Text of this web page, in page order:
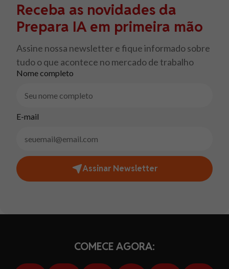
Receba as novidades da
Prepara IA em primeira mão
Assine nossa newsletter e fique informado sobre
tudo o que acontece no mercado de trabalho
Nome completo
E-mail
Assinar Newsletter
COMECE AGORA: